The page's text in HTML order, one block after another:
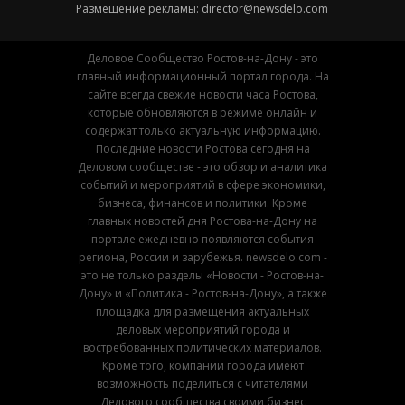
Размещение рекламы: director@newsdelo.com
Деловое Сообщество Ростов-на-Дону - это
главный информационный портал города. На
сайте всегда свежие новости часа Ростова,
которые обновляются в режиме онлайн и
содержат только актуальную информацию.
Последние новости Ростова сегодня на
Деловом сообществе - это обзор и аналитика
событий и мероприятий в сфере экономики,
бизнеса, финансов и политики. Кроме
главных новостей дня Ростова-на-Дону на
портале ежедневно появляются события
региона, России и зарубежья. newsdelo.com -
это не только разделы «Новости - Ростов-на-
Дону» и «Политика - Ростов-на-Дону», а также
площадка для размещения актуальных
деловых мероприятий города и
востребованных политических материалов.
Кроме того, компании города имеют
возможность поделиться с читателями